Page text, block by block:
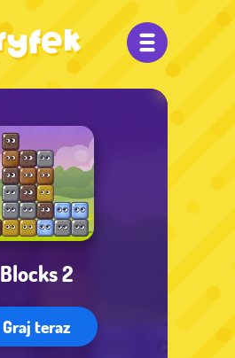
Blocks 2
Graj teraz